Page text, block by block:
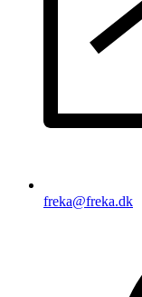
freka@freka.dk